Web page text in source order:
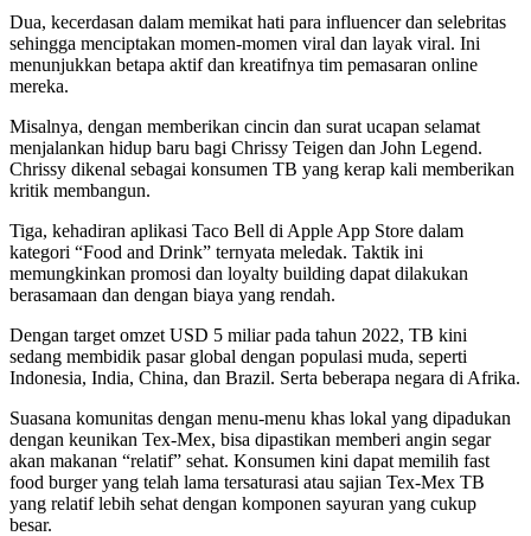
Dua, kecerdasan dalam memikat hati para influencer dan selebritas
sehingga menciptakan momen-momen viral dan layak viral. Ini
menunjukkan betapa aktif dan kreatifnya tim pemasaran online
mereka.
Misalnya, dengan memberikan cincin dan surat ucapan selamat
menjalankan hidup baru bagi Chrissy Teigen dan John Legend.
Chrissy dikenal sebagai konsumen TB yang kerap kali memberikan
kritik membangun.
Tiga, kehadiran aplikasi Taco Bell di Apple App Store dalam
kategori “Food and Drink” ternyata meledak. Taktik ini
memungkinkan promosi dan loyalty building dapat dilakukan
berasamaan dan dengan biaya yang rendah.
Dengan target omzet USD 5 miliar pada tahun 2022, TB kini
sedang membidik pasar global dengan populasi muda, seperti
Indonesia, India, China, dan Brazil. Serta beberapa negara di Afrika.
Suasana komunitas dengan menu-menu khas lokal yang dipadukan
dengan keunikan Tex-Mex, bisa dipastikan memberi angin segar
akan makanan “relatif” sehat. Konsumen kini dapat memilih fast
food burger yang telah lama tersaturasi atau sajian Tex-Mex TB
yang relatif lebih sehat dengan komponen sayuran yang cukup
besar.